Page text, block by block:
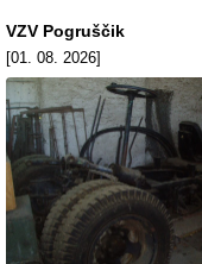
VZV Pogruščik
[01. 08. 2026]